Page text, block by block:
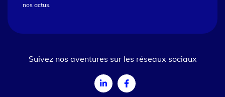
nos actus.
Suivez nos aventures sur les réseaux sociaux